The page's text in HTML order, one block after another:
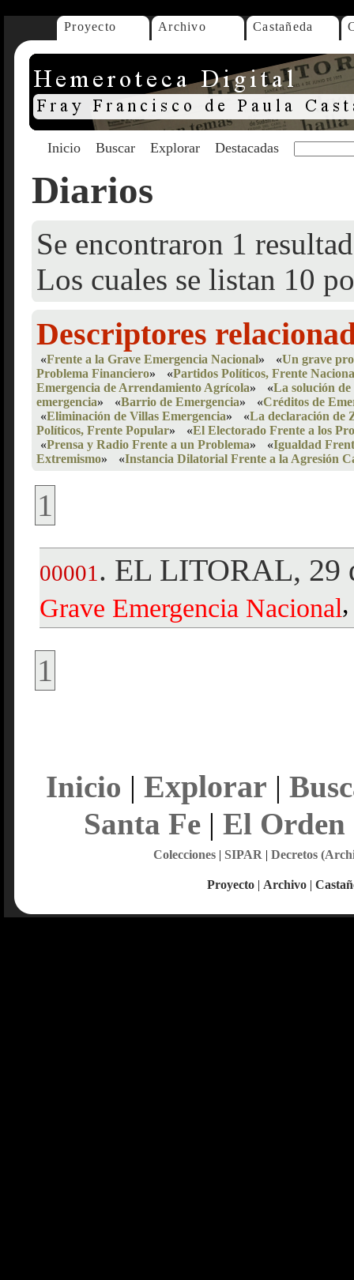
Proyecto Archivo Castañeda
Inicio Buscar Explorar Destacadas
Diarios
Se encontraron 1
Los cuales se listan 10
Descriptores
«Frente a la Grave Emergencia Nacional» «Un grave
Problema Financiero» «Partidos Políticos, Frente
Emergencia de Arrendamiento Agrícola» «La solución de
emergencia» «Barrio de Emergencia» «Créditos de
«Eliminación de Villas Emergencia» «La declaración de
Políticos, Frente Popular» «El Electorado Frente a los
«Prensa y Radio Frente a un Problema» «Igualdad
Extremismo» «Instancia Dilatorial Frente a la Agresión
1
00001 . EL LITORAL, 29
Grave Emergencia Nacional,
1
Inicio | Explorar |
Santa Fe| El Orden
Colecciones| SIPAR | Decretos
Proyecto | Archivo |